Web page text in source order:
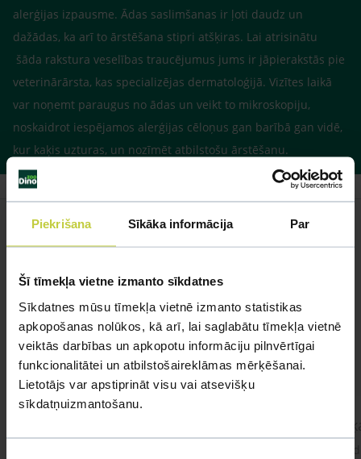
Piekrišana Sīkāka informācija Par
Šī tīmekļa vietne izmanto sīkdatnes
Sīkdatnes mūsu tīmekļa vietnē izmanto statistikas
apkopošanas nolūkos, kā arī, lai saglabātu tīmekļa vietnē
veiktās darbības un apkopotu informāciju pilnvērtīgai
funkcionalitātei un atbilstošaireklāmas mērķēšanai.
Lietotājs var apstiprināt visu vai atsevišķu
sīkdatņuizmantošanu.
alerģijas izpausme. Ādas saslimšanas ir ļoti daudz un
dažādas, ka arī to ārstēšana stipri atšķiras. Lai atrisinātu
šāda rakstura veselības traucējumus jums ir jāpierakstās pie
veterinārārsta, kas specializējas dermatoloģijā. Vizītes laikā
var noņemt paraugus no ādas un veikt to mikroskopiju,
noskaidrot iespējamos alerģijas cēloņus gan barībā gan vidē,
kur kaķis uzturas, un nozīmēt atbilstošu ārstēšanu.
Līdzīgi jautājumi
Mūsu eksperti spēs atbildēt uz jebkuru Jūsu jautājumu
UZDOT JAUTĀJUMU